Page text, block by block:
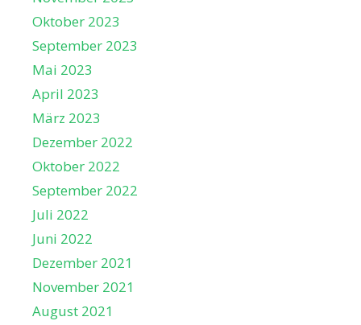
Oktober 2023
September 2023
Mai 2023
April 2023
März 2023
Dezember 2022
Oktober 2022
September 2022
Juli 2022
Juni 2022
Dezember 2021
November 2021
August 2021